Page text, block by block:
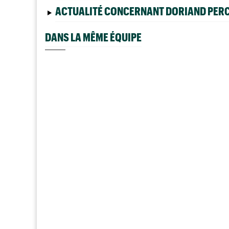
ACTUALITÉ CONCERNANT DORIAND
DANS LA MÊME ÉQUIPE